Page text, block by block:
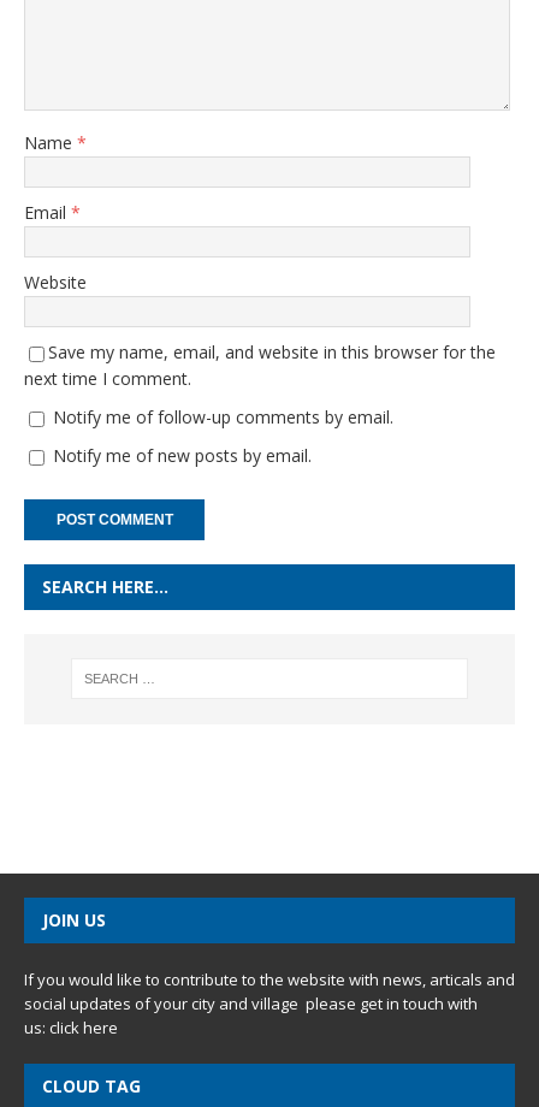
Name *
Email *
Website
Save my name, email, and website in this browser for the
next time I comment.
Notify me of follow-up comments by email.
Notify me of new posts by email.
SEARCH HERE…
JOIN US
If you would like to contribute to the website with news, articals and
social updates of your city and village please get in touch with
us: click here
CLOUD TAG